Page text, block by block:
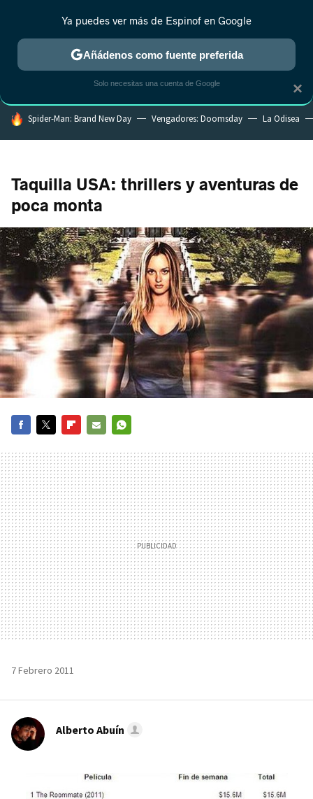
ESTRENOS REALITY ANIME RANKINGS CINE
HOY SE HABLA DE
Spider-Man: Brand New Day Vengadores: Doomsday La Odisea
Taquilla USA: thrillers y aventuras de
poca monta
MAIL
7 Febrero 2011
Alberto Abuín
×
Ya puedes ver más de Espinof en Google
Añádenos como fuente preferida
Solo necesitas una cuenta de Google